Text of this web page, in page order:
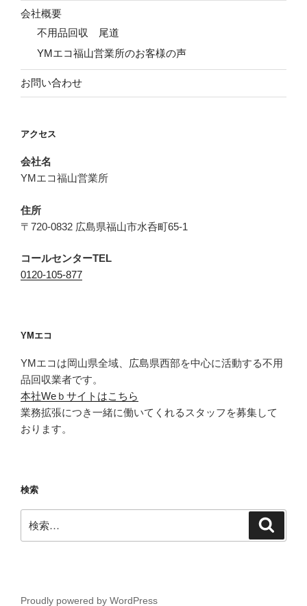
会社概要
不用品回収 尾道
YMエコ福山営業所のお客様の声
お問い合わせ
アクセス
会社名
YMエコ福山営業所
住所
〒720-0832 広島県福山市水呑町65-1
コールセンターTEL
0120-105-877
YMエコ
YMエコは岡山県全域、広島県西部を中心に活動する不用
品回収業者です。
本社Weｂサイトはこちら
業務拡張につき一緒に働いてくれるスタッフを募集して
おります。
検索
索:
Proudly powered by WordPress